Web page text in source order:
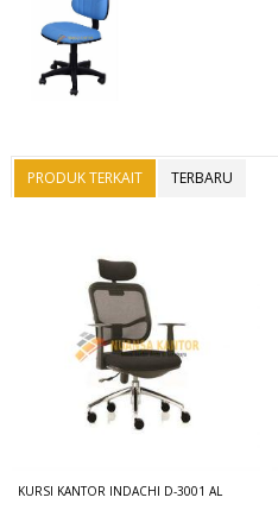
PRODUK TERKAIT TERBARU
KURSI KANTOR INDACHI D-3001 AL